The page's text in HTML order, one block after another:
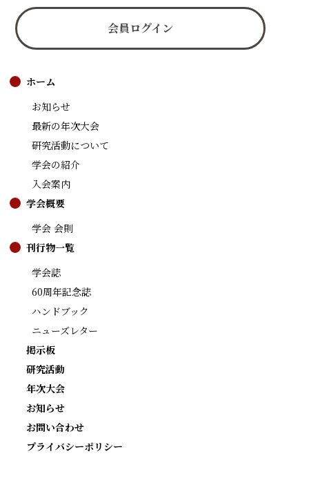
会員ログイン
ホーム
お知らせ
最新の年次大会
研究活動について
学会の紹介
入会案内
学会概要
学会 会則
刊行物一覧
学会誌
60周年記念誌
ハンドブック
ニューズレター
掲示板
研究活動
年次大会
お知らせ
お問い合わせ
プライバシーポリシー